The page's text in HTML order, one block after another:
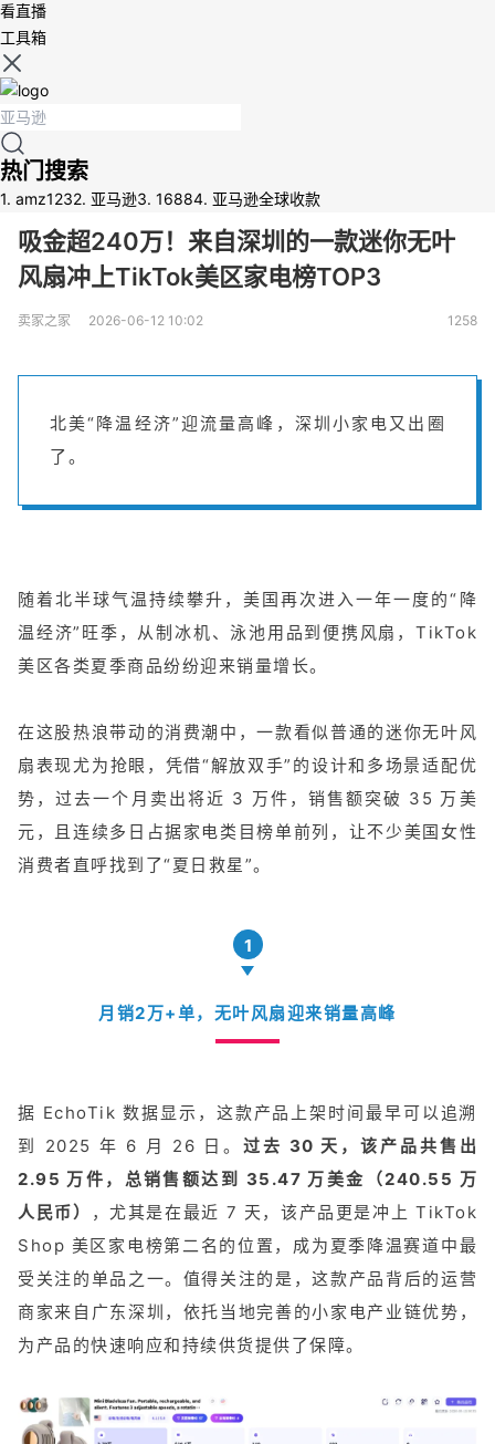
看直播
工具箱
热门搜索
1. amz1232. 亚马逊3. 16884. 亚马逊全球收款
吸金超240万！来自深圳的一款迷你无叶
风扇冲上TikTok美区家电榜TOP3
卖家之家 2026-06-12 10:02 1258
北美“降温经济”迎流量高峰，深圳小家电又出圈
了。
随着北半球气温持续攀升，美国再次进入一年一度的“降
温经济”旺季，从制冰机、泳池用品到便携风扇，TikTok
美区各类夏季商品纷纷迎来销量增长。
在这股热浪带动的消费潮中，一款看似普通的迷你无叶风
扇表现尤为抢眼，凭借“解放双手”的设计和多场景适配优
势，过去一个月卖出将近 3 万件，销售额突破 35 万美
元，且连续多日占据家电类目榜单前列，让不少美国女性
消费者直呼找到了“夏日救星”。
1
月销2万+单，无叶风扇迎来销量高峰
据 EchoTik 数据显示，这款产品上架时间最早可以追溯
到 2025 年 6 月 26 日。 过去 30 天，该产品共售出
2.95 万件，总销售额达到 35.47 万美金（240.55 万
人民币）
，尤其是在最近 7 天，该产品更是冲上 TikTok
Shop 美区家电榜第二名的位置，成为夏季降温赛道中最
受关注的单品之一。值得关注的是，这款产品背后的运营
商家来自广东深圳，依托当地完善的小家电产业链优势，
为产品的快速响应和持续供货提供了保障。